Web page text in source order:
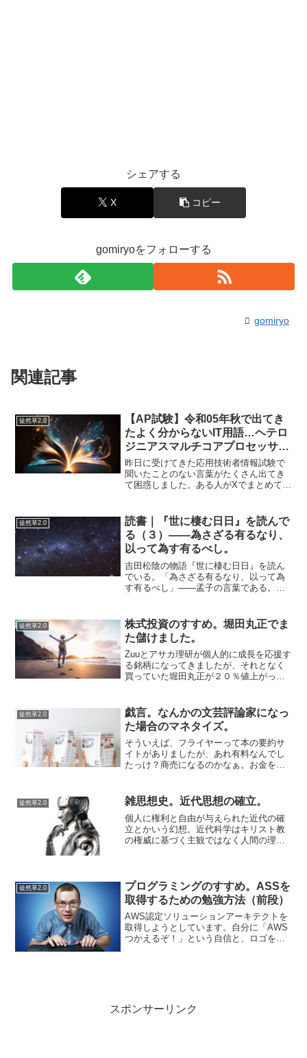
シェアする
X コピー
gomiryoをフォローする
gomiryo
関連記事
徒然草2.0
【AP試験】令和05年秋で出てき
たよく分からないIT用語…ヘテロ
ジニアスマルチコアプロセッサ,
ウェアレベリング,コンティンジ
ェンシー…他
昨日に受けてきた応用技術者情報試験で
聞いたことのない言葉がたくさん出てき
て困惑しました。ある人がXでまとめてい
サヘテロジニアスマルチコアプロセッサ
(heterogene...
徒然草2.0
読書｜『世に棲む日日』を読んで
る（３）――為さざる有るなり、
以って為す有るべし。
吉田松陰の物語『世に棲む日日』を読ん
でいる。「為さざる有るなり、以って為
す有るべし」――孟子の言葉である。何
すれば「不為而有為（ふいありい）」や
「然後有為（のちにし...
徒然草2.0
株式投資のすすめ。堀田丸正でま
た儲けました。
Zuuとアサカ理研が個人的に成長を応援す
る銘柄になってきましたが、それとなく
買っていた堀田丸正が２０％値上がった
べていない汗）ので、とりあえず売って
しまいました。。。R...
徒然草2.0
戯言。なんかの文芸評論家になっ
た場合のマネタイズ。
そういえば、フライヤーって本の要約サ
イトがありましたが、あれ有料なんでし
たっけ？商売になるのかなぁ。お金を払
っていてサマリーと呼ぶには不適切。悪
く言えば評価する書き手の...
徒然草2.0 雑思想史。近代思想の確立。
個人に権利と自由が与えられた近代の確
立とかいう幻想。近代科学はキリスト教
の権威に基づく主観ではなく人間の理性
り神の偉大さを確認するた...
徒然草2.0
プログラミングのすすめ。ASSを
取得するための勉強方法（前段）
AWS認定ソリューションアーキテクトを
取得しようとしています。自分に「AWS
つかえるぞ！」という自信と、ロゴを名
スポンサーリンク